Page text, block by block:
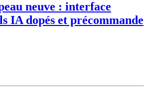
neuve : interface
IA dopés et précommande